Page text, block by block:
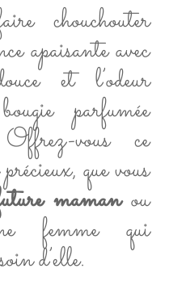
chouchouter
apaisante avec
et l’odeur
parfumée
vous ce
que vous
mamanou
femme qui
d’elle.